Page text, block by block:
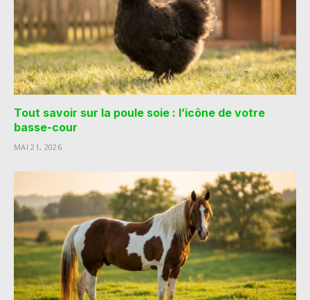
Tout savoir sur la poule soie : l’icône de votre
basse-cour
MAI 21, 2026